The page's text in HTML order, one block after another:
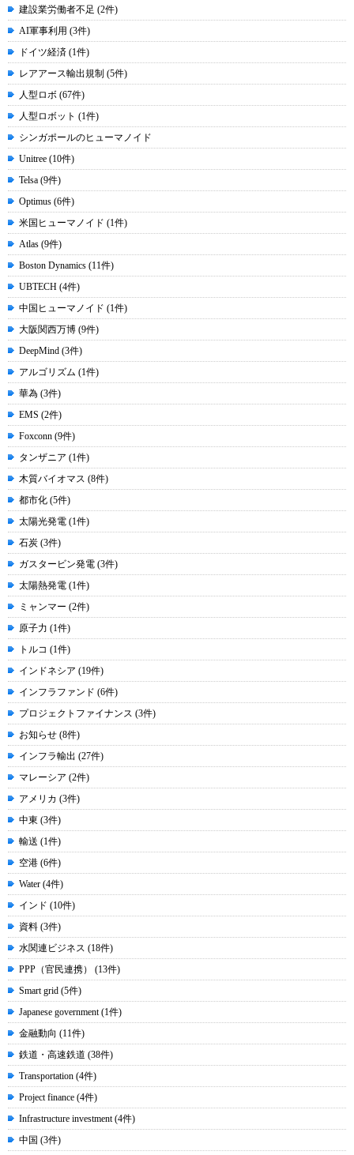
建設業労働者不足 (2件)
AI軍事利用 (3件)
ドイツ経済 (1件)
レアアース輸出規制 (5件)
人型ロボ (67件)
人型ロボット (1件)
シンガポールのヒューマノイド
Unitree (10件)
Telsa (9件)
Optimus (6件)
米国ヒューマノイド (1件)
Atlas (9件)
Boston Dynamics (11件)
UBTECH (4件)
中国ヒューマノイド (1件)
大阪関西万博 (9件)
DeepMind (3件)
アルゴリズム (1件)
華為 (3件)
EMS (2件)
Foxconn (9件)
タンザニア (1件)
木質バイオマス (8件)
都市化 (5件)
太陽光発電 (1件)
石炭 (3件)
ガスタービン発電 (3件)
太陽熱発電 (1件)
ミャンマー (2件)
原子力 (1件)
トルコ (1件)
インドネシア (19件)
インフラファンド (6件)
プロジェクトファイナンス (3件)
お知らせ (8件)
インフラ輸出 (27件)
マレーシア (2件)
アメリカ (3件)
中東 (3件)
輸送 (1件)
空港 (6件)
Water (4件)
インド (10件)
資料 (3件)
水関連ビジネス (18件)
PPP（官民連携） (13件)
Smart grid (5件)
Japanese government (1件)
金融動向 (11件)
鉄道・高速鉄道 (38件)
Transportation (4件)
Project finance (4件)
Infrastructure investment (4件)
中国 (3件)